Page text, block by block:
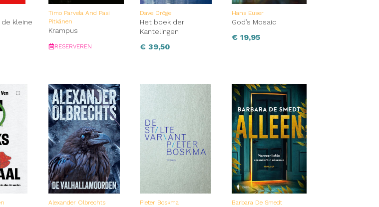
de kleine
Timo Parvela And Pasi
Pitkänen
Krampus
RESERVEREN
Dave Dröge
Het boek der
Kantelingen
€ 39,50
Hans Euser
God’s Mosaic
€19,95
Alexander Olbrechts Pieter Boskma Barbara De Smedt